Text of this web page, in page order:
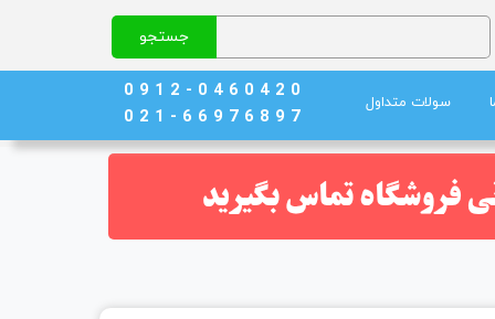
جستجو
سولات متداول
0 9 1 2 - 0 4 6 0 4 2 0
0 2 1 - 6 6 9 7 6 8 9 7